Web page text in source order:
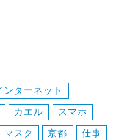
ンターネット
カエル
スマホ
マスク 京都
仕事